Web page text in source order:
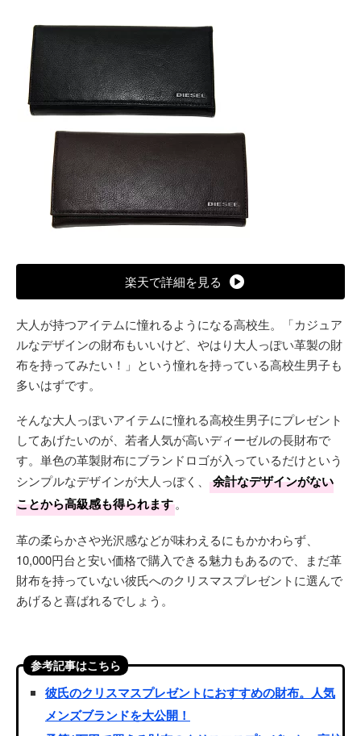
楽天で詳細を見る
大人が持つアイテムに憧れるようになる高校生。「カジュア
ルなデザインの財布もいいけど、やはり大人っぽい革製の財
布を持ってみたい！」という憧れを持っている高校生男子も
多いはずです。
そんな大人っぽいアイテムに憧れる高校生男子にプレゼント
してあげたいのが、若者人気が高いディーゼルの長財布で
す。単色の革製財布にブランドロゴが入っているだけという
シンプルなデザインが大人っぽく、
余計なデザインがない
ことから高級感も得られます。
革の柔らかさや光沢感などが味わえるにもかかわらず、
10,000円台と安い価格で購入できる魅力もあるので、まだ革
財布を持っていない彼氏へのクリスマスプレゼントに選んで
あげると喜ばれるでしょう。
参考記事はこちら
彼氏のクリスマスプレゼントにおすすめの財布。人気
メンズブランドを大公開！